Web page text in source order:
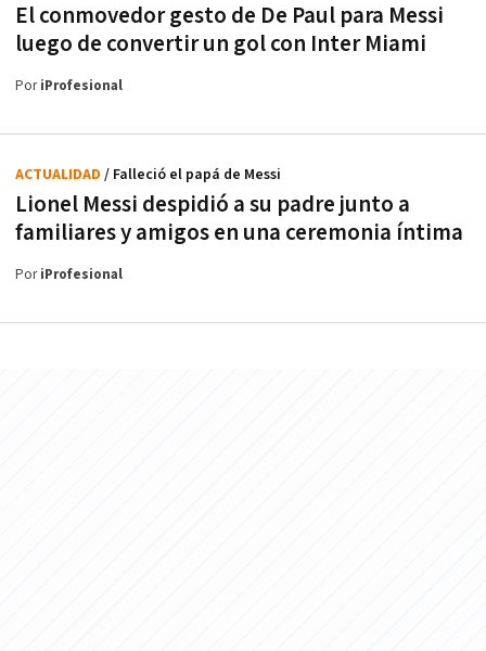
El conmovedor gesto de De Paul para Messi
luego de convertir un gol con Inter Miami
PoriProfesional
Lionel Messi despidió a su padre junto a
familiares y amigos en una ceremonia íntima
ACTUALIDAD / Falleció el papá de Messi
PoriProfesional